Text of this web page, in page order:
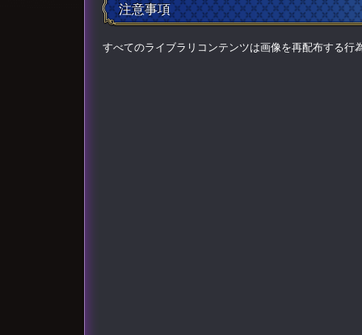
注意事項
すべてのライブラリコンテンツは画像を再配布する行